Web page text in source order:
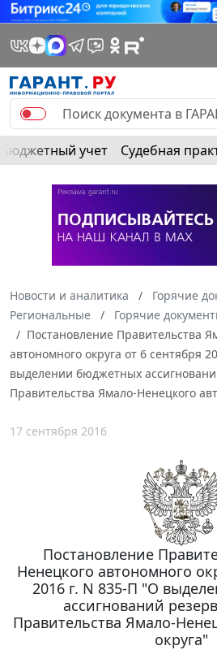
Бюджетный учет Судебная
Новости и аналитика
Горячие
Региональные
Горячие
Постановление Правительства
автономного округа от 6 сентября
выделении бюджетных
Правительства Ямало-Ненецкого
17 сентября 2016
Постановление
Ненецкого автономного
2016 г. N 835-П "О
ассигнований
Правительства Ямало-
округа"